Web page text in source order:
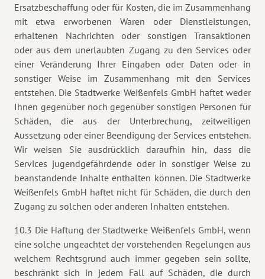
Ersatzbeschaffung oder für Kosten, die im Zusammenhang
mit etwa erworbenen Waren oder Dienstleistungen,
erhaltenen Nachrichten oder sonstigen Transaktionen
oder aus dem unerlaubten Zugang zu den Services oder
einer Veränderung Ihrer Eingaben oder Daten oder in
sonstiger Weise im Zusammenhang mit den Services
entstehen. Die Stadtwerke Weißenfels GmbH haftet weder
Ihnen gegenüber noch gegenüber sonstigen Personen für
Schäden, die aus der Unterbrechung, zeitweiligen
Aussetzung oder einer Beendigung der Services entstehen.
Wir weisen Sie ausdrücklich daraufhin hin, dass die
Services jugendgefährdende oder in sonstiger Weise zu
beanstandende Inhalte enthalten können. Die Stadtwerke
Weißenfels GmbH haftet nicht für Schäden, die durch den
Zugang zu solchen oder anderen Inhalten entstehen.
10.3 Die Haftung der Stadtwerke Weißenfels GmbH, wenn
eine solche ungeachtet der vorstehenden Regelungen aus
welchem Rechtsgrund auch immer gegeben sein sollte,
beschränkt sich in jedem Fall auf Schäden, die durch